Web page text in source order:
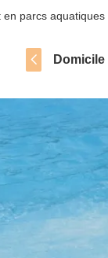
parcs
Domicile